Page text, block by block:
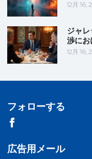
12月 16,
ジャ
渉にお
12月 16,
フォローする
広告用メール